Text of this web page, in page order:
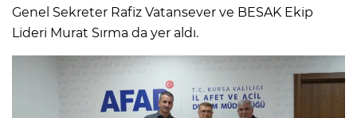
Genel Sekreter Rafiz Vatansever ve BESAK Ekip
Lideri Murat Sırma da yer aldı.